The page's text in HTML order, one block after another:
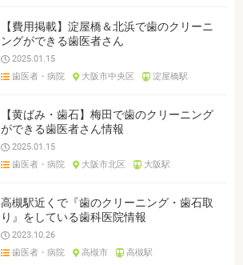
【費用掲載】淀屋橋＆北浜で歯のクリーニ
ングができる歯医者さん
2025.01.15
歯医者・病院
大阪市中央区 淀屋橋駅
【黄ばみ・歯石】梅田で歯のクリーニング
ができる歯医者さん情報
2025.01.15
歯医者・病院
大阪市北区 大阪駅
高槻駅近くで『歯のクリーニング・歯石取
り』をしている歯科医院情報
2023.10.26
歯医者・病院
高槻市 高槻駅